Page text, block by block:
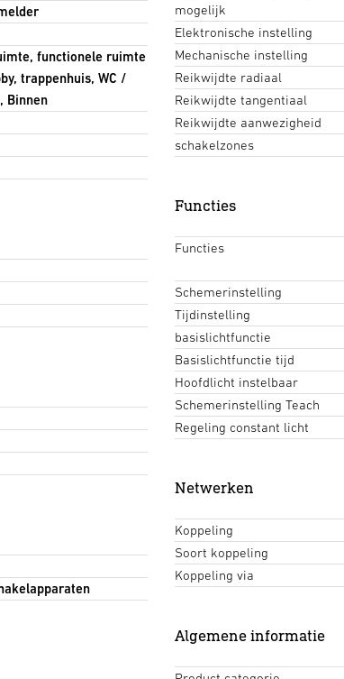
functionele ruimte
trappenhuis, WC /
Binnen
mogelijk
Elektronische instelling
Mechanische instelling
Reikwijdte radiaal
Reikwijdte tangentiaal
Reikwijdte aanwezigheid
schakelzones
Functies
Functies
Schemerinstelling
Tijdinstelling
basislichtfunctie
Basislichtfunctie tijd
Hoofdlicht instelbaar
Schemerinstelling Teach
Regeling constant licht
Netwerken
Koppeling
Soort koppeling
Koppeling via
Algemene informatie